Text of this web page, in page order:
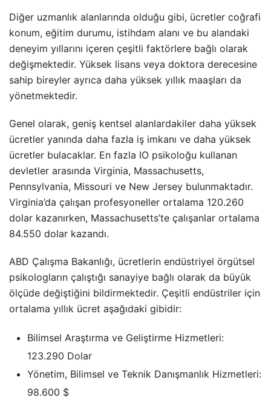
Diğer uzmanlık alanlarında olduğu gibi, ücretler coğrafi
konum, eğitim durumu, istihdam alanı ve bu alandaki
deneyim yıllarını içeren çeşitli faktörlere bağlı olarak
değişmektedir. Yüksek lisans veya doktora derecesine
sahip bireyler ayrıca daha yüksek yıllık maaşları da
yönetmektedir.
Genel olarak, geniş kentsel alanlardakiler daha yüksek
ücretler yanında daha fazla iş imkanı ve daha yüksek
ücretler bulacaklar. En fazla IO psikoloğu kullanan
devletler arasında Virginia, Massachusetts,
Pennsylvania, Missouri ve New Jersey bulunmaktadır.
Virginia’da çalışan profesyoneller ortalama 120.260
dolar kazanırken, Massachusetts’te çalışanlar ortalama
84.550 dolar kazandı.
ABD Çalışma Bakanlığı, ücretlerin endüstriyel örgütsel
psikologların çalıştığı sanayiye bağlı olarak da büyük
ölçüde değiştiğini bildirmektedir. Çeşitli endüstriler için
ortalama yıllık ücret aşağıdaki gibidir:
Bilimsel Araştırma ve Geliştirme Hizmetleri:
123.290 Dolar
Yönetim, Bilimsel ve Teknik Danışmanlık Hizmetleri:
98.600 $